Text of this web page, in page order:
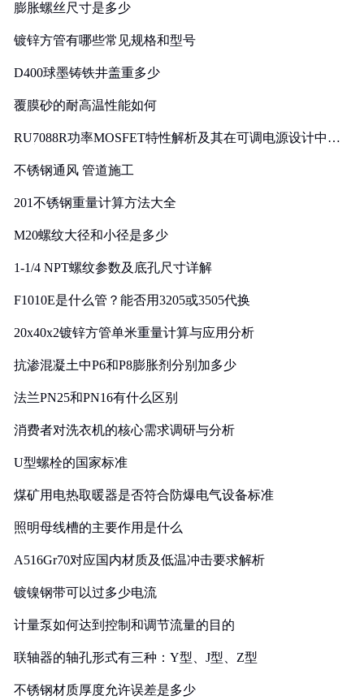
膨胀螺丝尺寸是多少
镀锌方管有哪些常见规格和型号
D400球墨铸铁井盖重多少
覆膜砂的耐高温性能如何
RU7088R功率MOSFET特性解析及其在可调电源设计中的
不锈钢通风 管道施工
201不锈钢重量计算方法大全
M20螺纹大径和小径是多少
1-1/4 NPT螺纹参数及底孔尺寸详解
F1010E是什么管？能否用3205或3505代换
20x40x2镀锌方管单米重量计算与应用分析
抗渗混凝土中P6和P8膨胀剂分别加多少
法兰PN25和PN16有什么区别
消费者对洗衣机的核心需求调研与分析
U型螺栓的国家标准
煤矿用电热取暖器是否符合防爆电气设备标准
照明母线槽的主要作用是什么
A516Gr70对应国内材质及低温冲击要求解析
镀镍钢带可以过多少电流
计量泵如何达到控制和调节流量的目的
联轴器的轴孔形式有三种：Y型、J型、Z型
不锈钢材质厚度允许误差是多少